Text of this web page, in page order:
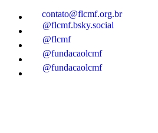
contato@flcmf.org.br
@flcmf.bsky.social
@flcmf
@fundacaolcmf
@fundacaolcmf